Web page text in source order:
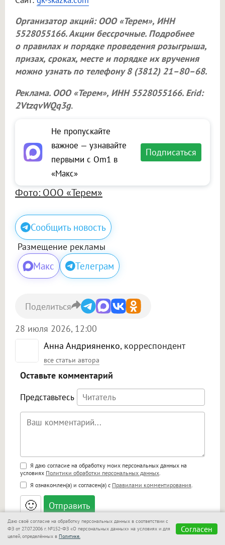
Организатор акций: ООО «Терем», ИНН
5528055166. Акции бессрочные. Подробнее
о правилах и порядке проведения розыгрыша,
призах, сроках, месте и порядке их вручения
можно узнать по телефону 8 (3812) 21–80–68.
Реклама. ООО «Терем», ИНН 5528055166. Erid:
2VtzqvWQq3g.
Не пропускайте
важное — узнавайте
первыми с Om1 в
«Макс»
Подписаться
Фото: ООО «Терем»
Сообщить новость
Размещение рекламы
Макс Телеграм
Анна Андрияненко, корреспондент
все статьи автора
28 июля 2026, 12:00
Поделиться
Оставьте комментарий
Представьтесь
Поддержка HTML
<b>, <strong>, <u>, <i>, <em>, <s>, <big>,
<small>, <sup>, <sub>, <pre>, <ul>, <ol>, <li>,
<blockquote>, <code> экранирует HTML,
адреса URL автоматически становятся
ссылками, и [img]адрес[/img] будет
открываться в новой вкладке.
Я даю согласие на обработку моих персональных данных на
условиях Политики обработки персональных данных
Я ознакомлен(а) и согласен(а) с Правилами комментирования
🙂
Нет комментариев.
Даю своё согласие на обработку персональных данных в соответствии с
ФЗ от 27.07.2006 г. №152-ФЗ «О персональных данных» на условиях и для
целей, определённых в Политике.
Согласен